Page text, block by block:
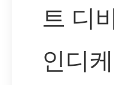
트 디
인디